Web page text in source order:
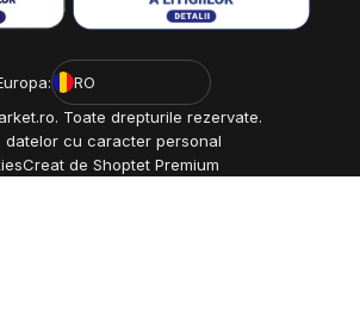
RO
Toate drepturile rezervate.
cu caracter personal
Creat de Shoptet Premium